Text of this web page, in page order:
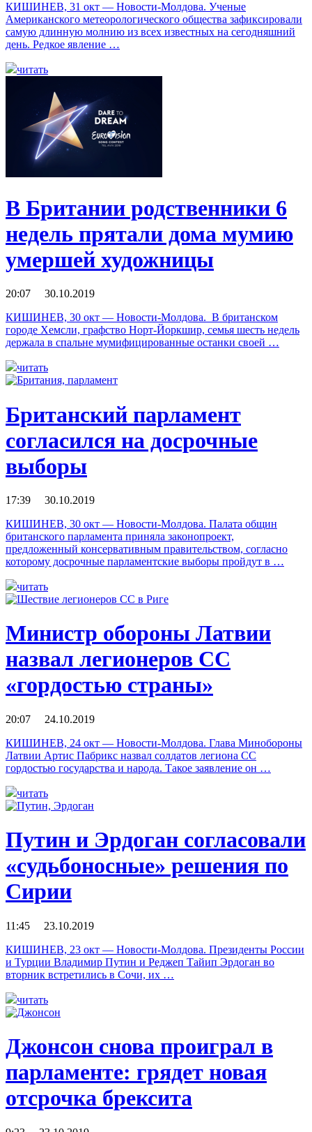
КИШИНЕВ, 31 окт — Новости-Молдова. Ученые
Американского метеорологического общества зафиксировали
самую длинную молнию из всех известных на сегодняшний
день. Редкое явление …
читать
В Британии родственники 6
недель прятали дома мумию
умершей художницы
20:07 30.10.2019
КИШИНЕВ, 30 окт — Новости-Молдова. В британском
городе Хемсли, графство Норт-Йоркшир, семья шесть недель
держала в спальне мумифицированные останки своей …
читать
Британский парламент
согласился на досрочные
выборы
17:39 30.10.2019
КИШИНЕВ, 30 окт — Новости-Молдова. Палата общин
британского парламента приняла законопроект,
предложенный консервативным правительством, согласно
которому досрочные парламентские выборы пройдут в …
читать
Министр обороны Латвии
назвал легионеров CC
«гордостью страны»
20:07 24.10.2019
КИШИНЕВ, 24 окт — Новости-Молдова. Глава Минобороны
Латвии Артис Пабрикс назвал солдатов легиона CC
гордостью государства и народа. Такое заявление он …
читать
Путин и Эрдоган согласовали
«судьбоносные» решения по
Сирии
11:45 23.10.2019
КИШИНЕВ, 23 окт — Новости-Молдова. Президенты России
и Турции Владимир Путин и Реджеп Тайип Эрдоган во
вторник встретились в Сочи, их …
читать
Джонсон снова проиграл в
парламенте: грядет новая
отсрочка брексита